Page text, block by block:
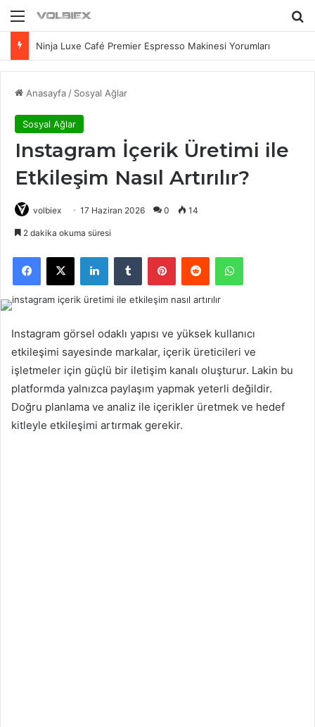
Menü
Ninja Luxe Café Premier Espresso Makinesi Yorumları
Anasayfa / Sosyal Ağlar
Sosyal Ağlar
Instagram İçerik Üretimi ile
Etkileşim Nasıl Artırılır?
volbiex 17 Haziran 2026 0 14
2 dakika okuma süresi
Facebook
X LinkedInTumblr PinterestReddit WhatsApp
Instagram görsel odaklı yapısı ve yüksek kullanıcı
etkileşimi sayesinde markalar, içerik üreticileri ve
işletmeler için güçlü bir iletişim kanalı oluşturur. Lakin bu
platformda yalnızca paylaşım yapmak yeterli değildir.
Doğru planlama ve analiz ile içerikler üretmek ve hedef
kitleyle etkileşimi artırmak gerekir.